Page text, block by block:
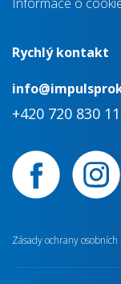
Rychlý kontakt
+420 720 830
Zásady ochrany osobních